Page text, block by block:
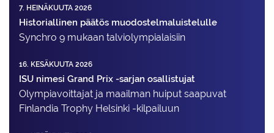
7. HEINÄKUUTA 2026
Historiallinen päätös muodostelmaluistelulle
Synchro 9 mukaan talviolympialaisiin
16. KESÄKUUTA 2026
ISU nimesi Grand Prix -sarjan osallistujat
Olympiavoittajat ja maailman huiput saapuvat
Finlandia Trophy Helsinki -kilpailuun